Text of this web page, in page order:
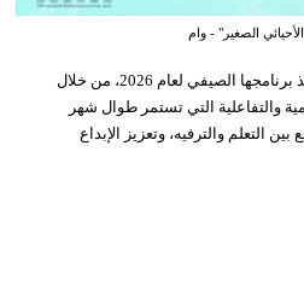
الصغير" - وام
تواصل هيئة الشارقة للمتاحف تنفيذ برنامجها الصيفي لعام 2026، من خلال
والتفاعلية التي تستمر طوال شهر
والترفيه، وتعزيز الإبداع